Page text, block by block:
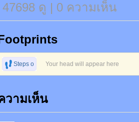
47698 ดู | 0 ความเห็น
Steps o
Your head will appear here
วามเห็น